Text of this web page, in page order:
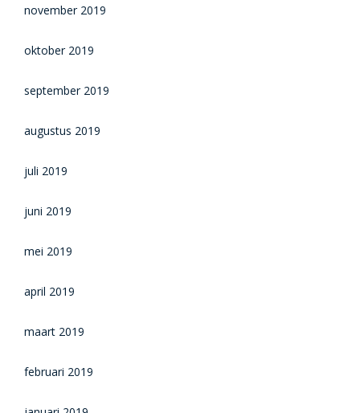
november 2019
oktober 2019
september 2019
augustus 2019
juli 2019
juni 2019
mei 2019
april 2019
maart 2019
februari 2019